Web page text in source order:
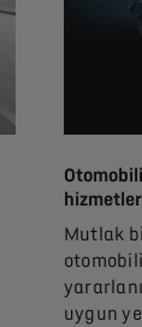
Mutlak
uygun